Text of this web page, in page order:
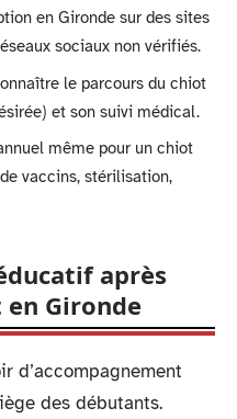
en Gironde sur des sites
sociaux non vérifiés.
le parcours du chiot
et son suivi médical.
même pour un chiot
vaccins, stérilisation,
après
Gironde
d’accompagnement
des débutants.